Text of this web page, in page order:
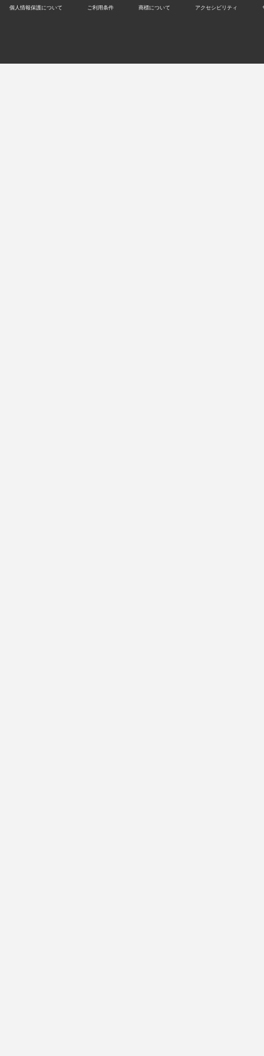
個人情報保護について ご利用条件 商標について アクセシビリティ